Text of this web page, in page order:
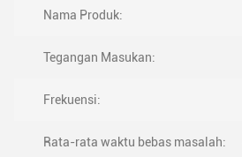
Nama Produk:
Tegangan Masukan:
Frekuensi:
Rata-rata waktu bebas masalah: